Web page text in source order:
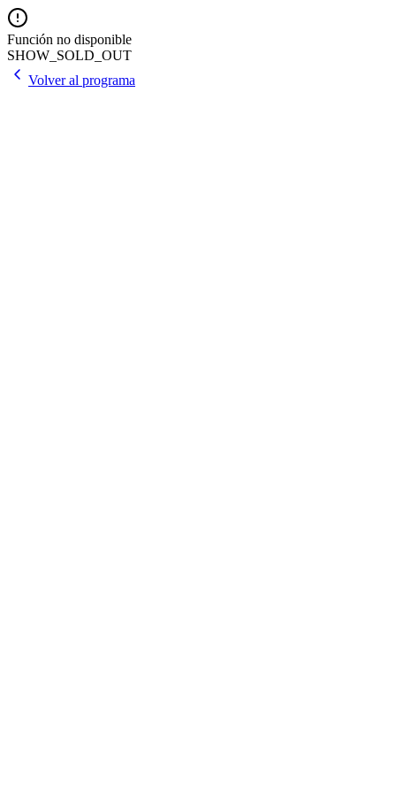
Función no disponible
SHOW_SOLD_OUT
Volver al programa